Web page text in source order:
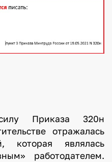
Приказа 320н
отражалась
которая являлась
работодателем.